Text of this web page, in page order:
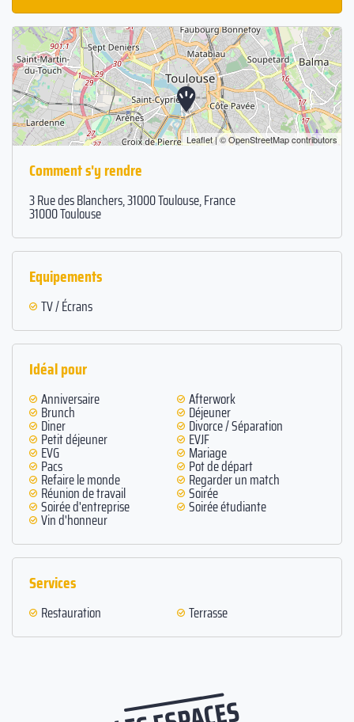
Leaflet| ©OpenStreetMapcontributors
Comment s'y rendre
3 Rue des Blanchers, 31000 Toulouse, France
31000 Toulouse
Equipements
TV / Écrans
Idéal pour
Anniversaire Afterwork
Brunch Déjeuner
Diner Divorce / Séparation
Petit déjeuner EVJF
EVG Mariage
Pacs Pot de départ
Refaire le monde Regarder un match
Réunion de travail Soirée
Soirée d'entreprise Soirée étudiante
Vin d'honneur
Services
Restauration Terrasse